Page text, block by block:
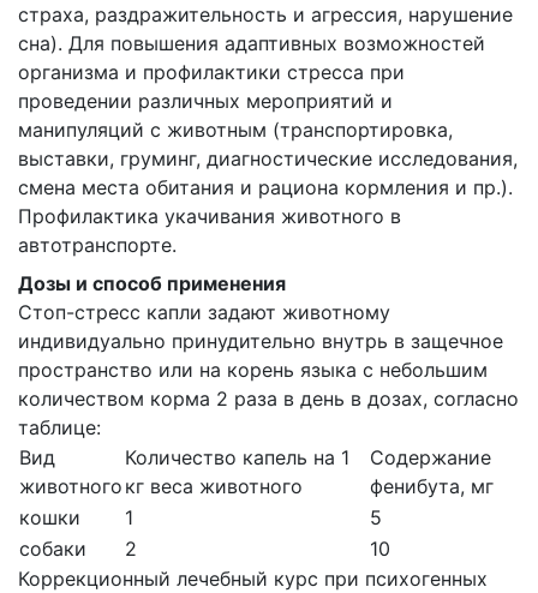
страха, раздражительность и агрессия, нарушение
сна). Для повышения адаптивных возможностей
организма и профилактики стресса при
проведении различных мероприятий и
манипуляций с животным (транспортировка,
выставки, груминг, диагностические исследования,
смена места обитания и рациона кормления и пр.).
Профилактика укачивания животного в
автотранспорте.
Дозы и способ применения
Стоп-стресс капли задают животному
индивидуально принудительно внутрь в защечное
пространство или на корень языка с небольшим
количеством корма 2 раза в день в дозах, согласно
таблице:
Вид
животного
Количество капель на 1
кг веса животного
Содержание
фенибута, мг
кошки
1
5
собаки
2
10
Коррекционный лечебный курс при психогенных